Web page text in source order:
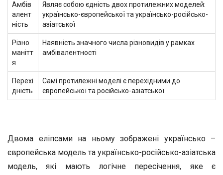
Амбів
алент
ність
Являє собою єдність двох протилежних моделей:
українсько-європейської та українсько-російсько-
азіатської
Різно
манітт
я
Наявність значного числа різновидів у рамках
амбівалентності
Перехі
дність
Самі протилежні моделі є перехідними до
європейської та російсько-азіатської
Двома еліпсами на ньому зображені українсько –
європейська модель та українсько-російсько-азіатська
модель, які мають логічне пересічення, яке є